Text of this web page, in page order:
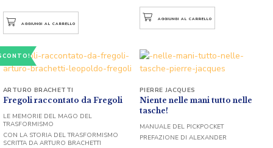
AGGIUNGI AL CARRELLO
AGGIUNGI AL CARRELLO
Fregoli raccontato da Fregoli
ARTURO BRACHETTI
LE MEMORIE DEL MAGO DEL
TRASFORMISMO
CON LA STORIA DEL TRASFORMISMO
SCRITTA DA ARTURO BRACHETTI
Niente nelle mani tutto nelle
tasche!
PIERRE JACQUES
MANUALE DEL PICKPOCKET
PREFAZIONE DI ALEXANDER